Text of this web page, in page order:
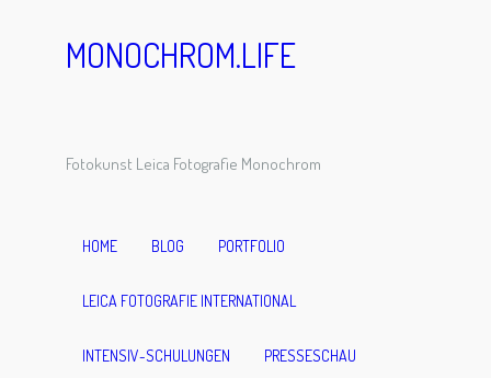
MONOCHROM.LIFE
Fotokunst Leica Fotografie Monochrom
HOME BLOG PORTFOLIO
LEICA FOTOGRAFIE INTERNATIONAL
INTENSIV-SCHULUNGEN PRESSESCHAU
2024-08-
22-
Schlosspar